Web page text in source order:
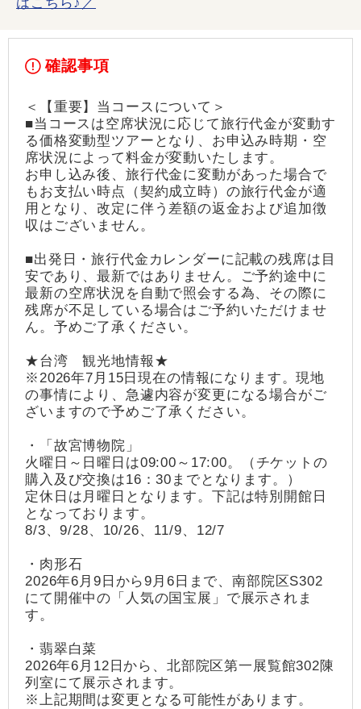
確認事項
＜【重要】当コースについて＞
■当コースは空席状況に応じて旅行代金が変動す
る価格変動型ツアーとなり、お申込み時期・空
席状況によって料金が変動いたします。
お申し込み後、旅行代金に変動があった場合で
もお支払い時点（契約成立時）の旅行代金が適
用となり、改定に伴う差額の返金および追加徴
収はございません。
■出発日・旅行代金カレンダーに記載の残席は目
安であり、最新ではありません。ご予約途中に
最新の空席状況を自動で照会する為、その際に
残席が不足している場合はご予約いただけませ
ん。予めご了承ください。
★台湾 観光地情報★
※2026年7月15日現在の情報になります。現地
の事情により、急遽内容が変更になる場合がご
ざいますので予めご了承ください。
・「故宮博物院」
火曜日～日曜日は09:00～17:00。（チケットの
購入及び交換は16：30までとなります。）
定休日は月曜日となります。下記は特別開館日
となっております。
8/3、9/28、10/26、11/9、12/7
・肉形石
2026年6月9日から9月6日まで、南部院区S302
にて開催中の「人気の国宝展」で展示されま
す。
・翡翠白菜
2026年6月12日から、北部院区第一展覧館302陳
列室にて展示されます。
※上記期間は変更となる可能性があります。